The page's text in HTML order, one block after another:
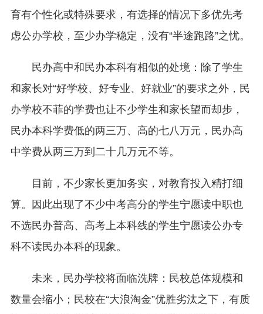
育有个性化或特殊要求，有选择的情况下多优先考
虑公办学校，至少办学稳定，没有“半途跑路”之忧。
民办高中和民办本科有相似的处境：除了学生
和家长对“好学校、好专业、好就业”的要求之外，民
办学校不菲的学费也让不少学生和家长望而却步，
民办本科学费低的两三万、高的七八万元，民办高
中学费从两三万到二十几万元不等。
目前，不少家长更加务实，对教育投入精打细
算。因此出现了不少中考高分的学生宁愿读中职也
不选民办普高、高考上本科线的学生宁愿读公办专
科不读民办本科的现象。
未来，民办学校将面临洗牌：民校总体规模和
数量会缩小；民校在“大浪淘金”优胜劣汰之下，有质